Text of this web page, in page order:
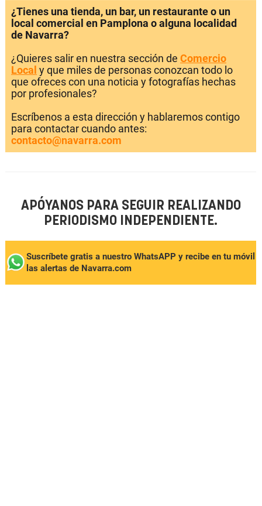
¿Tienes una tienda, un bar, un restaurante o un
local comercial en Pamplona o alguna localidad
de Navarra?
¿Quieres salir en nuestra sección de Comercio
Local y que miles de personas conozcan todo lo
que ofreces con una noticia y fotografías hechas
por profesionales?
Escríbenos a esta dirección y hablaremos contigo
para contactar cuando antes:
contacto@navarra.com
APÓYANOS PARA SEGUIR REALIZANDO
PERIODISMO INDEPENDIENTE.
Suscríbete gratis a nuestro WhatsAPP y recibe en tu móvil
las alertas de Navarra.com